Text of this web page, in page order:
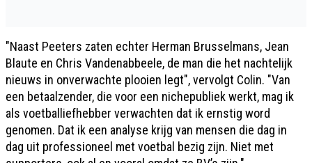
"Naast Peeters zaten echter Herman Brusselmans, Jean
Blaute en Chris Vandenabbeele, de man die het nachtelijk
nieuws in onverwachte plooien legt", vervolgt Colin. "Van
een betaalzender, die voor een nichepubliek werkt, mag ik
als voetballiefhebber verwachten dat ik ernstig word
genomen. Dat ik een analyse krijg van mensen die dag in
dag uit professioneel met voetbal bezig zijn. Niet met